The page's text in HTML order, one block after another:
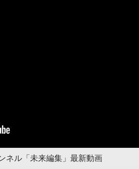
ネル「未来編集」最新動画